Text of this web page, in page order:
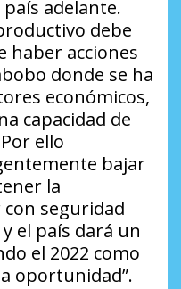
adelante.
debe
haber acciones
donde se ha
económicos,
capacidad de
ello
bajar
la
seguridad
el país dará un
el 2022 como
oportunidad”.